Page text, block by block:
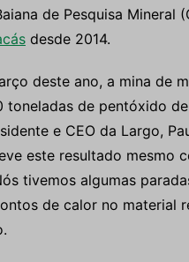
de Pesquisa Mineral
desde 2014.
deste ano, a mina de
toneladas de pentóxido
e CEO da Largo,
este resultado mesmo
tivemos algumas
de calor no material